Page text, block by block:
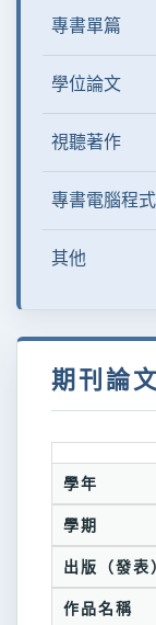
專書單篇
學位論文
視聽著作
專書電腦程式
其他
期刊論文
學年
學期
出版（發表
作品名稱